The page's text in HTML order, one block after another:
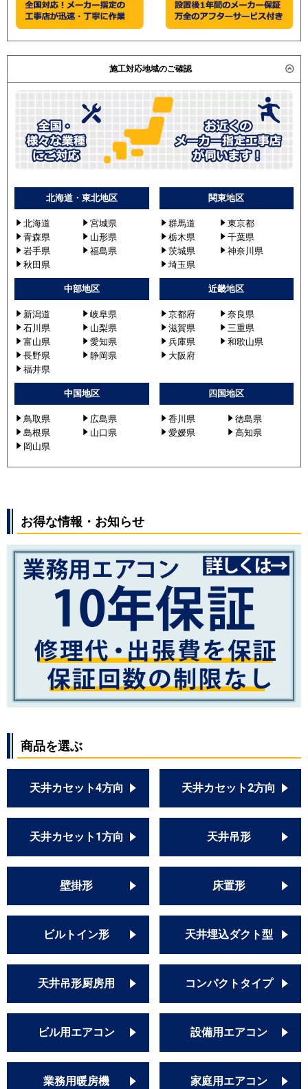
施工対応地域のご確認
北海道・東北地区
北海道
宮城県
青森県
山形県
岩手県
福島県
秋田県
関東地区
群馬道
東京都
栃木県
千葉県
茨城県
神奈川県
埼玉県
中部地区
新潟道
岐阜県
石川県
山梨県
富山県
愛知県
長野県
静岡県
福井県
近畿地区
京都府
奈良県
滋賀県
三重県
兵庫県
和歌山県
大阪府
中国地区
鳥取県
広島県
島根県
山口県
岡山県
四国地区
香川県
徳島県
愛媛県
高知県
お得な情報・お知らせ
商品を選ぶ
天井カセット4方向 天井カセット2方向
天井カセット1方向 天井吊形
壁掛形 床置形
ビルトイン形 天井埋込ダクト型
天井吊形厨房用 コンパクトタイプ
ビル用エアコン 設備用エアコン
業務用暖房機 家庭用エアコン